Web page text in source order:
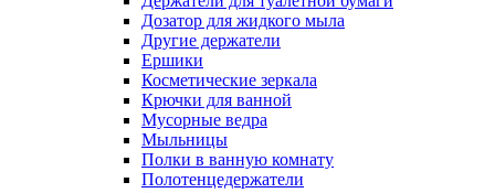
Дозатор для жидкого мыла
Другие держатели
Ершики
Косметические зеркала
Крючки для ванной
Мусорные ведра
Мыльницы
Полки в ванную комнату
Полотенцедержатели